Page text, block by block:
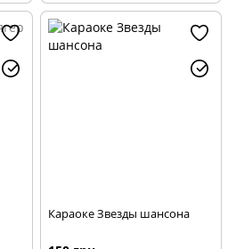
Караоке Звезды шансона